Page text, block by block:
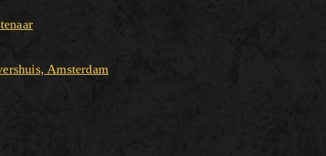
Amsterdam